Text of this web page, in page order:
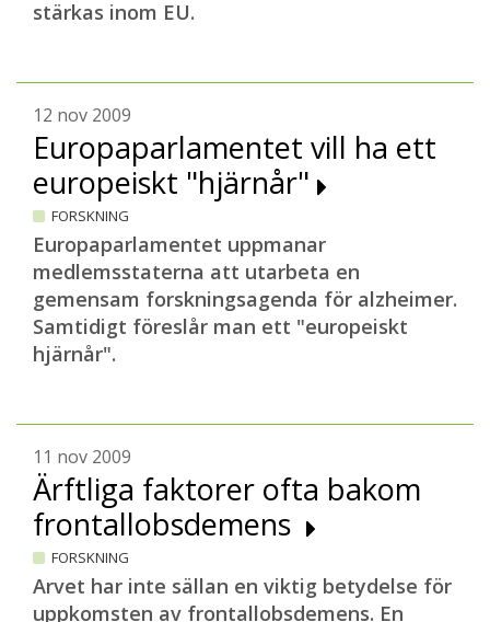
stärkas inom EU.
12 nov 2009
Europaparlamentet vill ha ett
europeiskt "hjärnår"
FORSKNING
Europaparlamentet uppmanar
medlemsstaterna att utarbeta en
gemensam forskningsagenda för alzheimer.
Samtidigt föreslår man ett "europeiskt
hjärnår".
11 nov 2009
Ärftliga faktorer ofta bakom
frontallobsdemens
FORSKNING
Arvet har inte sällan en viktig betydelse för
uppkomsten av frontallobsdemens. En